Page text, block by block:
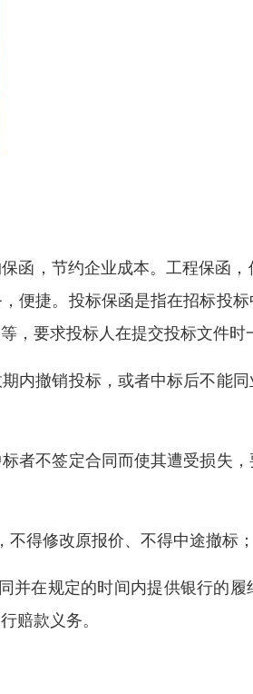
函，节约企业成本。工程保函
便捷。投标保函是指在招标投
，要求投标人在提交投标文件时
内撤销投标，或者中标后不能
者不签定合同而使其遭受损失
得修改原报价、不得中途撤标；
并在规定的时间内提供银行的
赔款义务。